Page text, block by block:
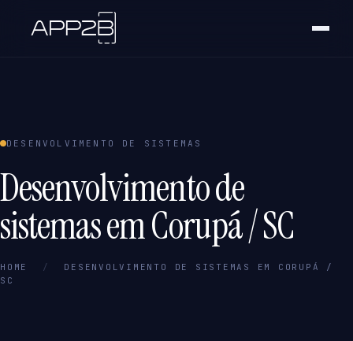
DESENVOLVIMENTO DE SISTEMAS
Desenvolvimento de
sistemas em Corupá / SC
HOME /
DESENVOLVIMENTO DE SISTEMAS EM CORUPÁ /
SC